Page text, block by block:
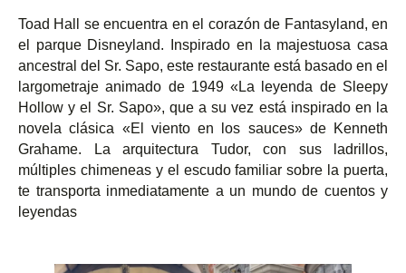
Toad Hall se encuentra en el corazón de Fantasyland, en
el parque Disneyland. Inspirado en la majestuosa casa
ancestral del Sr. Sapo, este restaurante está basado en el
largometraje animado de 1949 «La leyenda de Sleepy
Hollow y el Sr. Sapo», que a su vez está inspirado en la
novela clásica «El viento en los sauces» de Kenneth
Grahame. La arquitectura Tudor, con sus ladrillos,
múltiples chimeneas y el escudo familiar sobre la puerta,
te transporta inmediatamente a un mundo de cuentos y
leyendas